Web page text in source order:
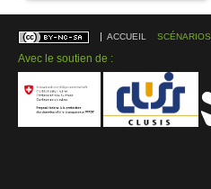
ACCUEIL SCÉNARIOS
Avec le soutien de :